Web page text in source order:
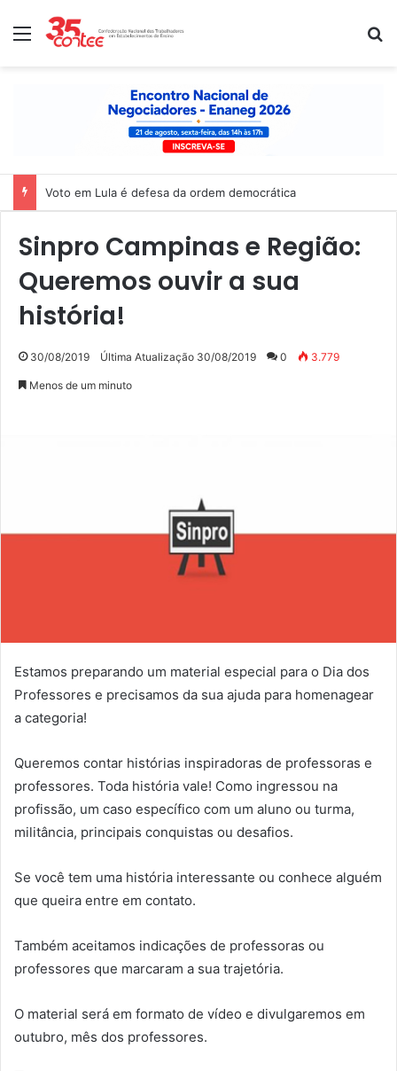
Menu
Voto em Lula é defesa da ordem democrática
Sinpro Campinas e Região:
Queremos ouvir a sua
história!
30/08/2019 Última Atualização 30/08/2019 0 3.779
Menos de um minuto
Estamos preparando um material especial para o Dia dos
Professores e precisamos da sua ajuda para homenagear
a categoria!
Queremos contar histórias inspiradoras de professoras e
professores. Toda história vale! Como ingressou na
profissão, um caso específico com um aluno ou turma,
militância, principais conquistas ou desafios.
Se você tem uma história interessante ou conhece alguém
que queira entre em contato.
Também aceitamos indicações de professoras ou
professores que marcaram a sua trajetória.
O material será em formato de vídeo e divulgaremos em
outubro, mês dos professores.